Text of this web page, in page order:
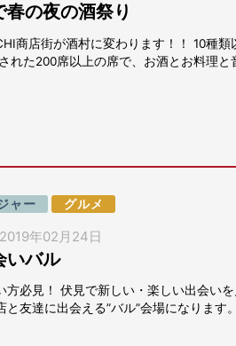
の夜の酒祭り
商店街が酒村に変わります！！ 10種
れた200席以上の席で、お酒とお料理
ャー グルメ
2019年02月24日
いバル
方必見！ 伏見で新しい・楽しい出会い
と友達に出会える”バル”会場になりま